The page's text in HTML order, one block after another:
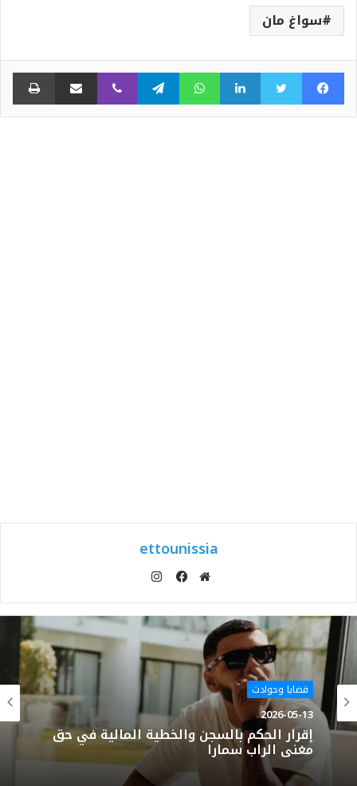
سواغ مان
فيسبوكتويتر لينكدإنواتساب تيلقرام ڤايبر مشاركة عبر البريد
ettounissia
الويب
قضايا وحوادث
2026-05-13
إقرار الحكم بالسجن والخطية المالية في حق
مغني الراب سمارا